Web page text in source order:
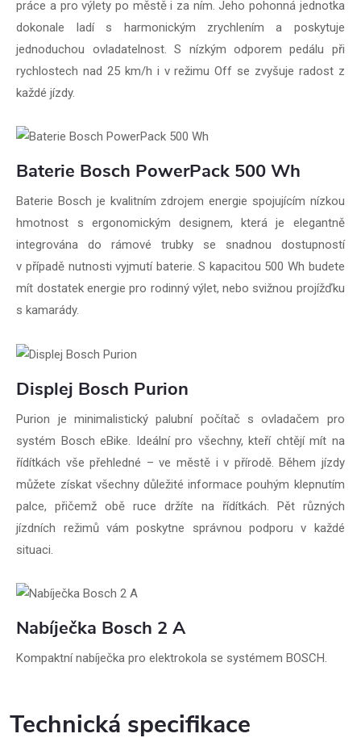
práce a pro výlety po městě i za ním. Jeho pohonná jednotka
dokonale ladí s harmonickým zrychlením a poskytuje
jednoduchou ovladatelnost. S nízkým odporem pedálu při
rychlostech nad 25 km/h i v režimu Off se zvyšuje radost z
každé jízdy.
Baterie Bosch PowerPack 500 Wh
Baterie Bosch je kvalitním zdrojem energie spojujícím nízkou
hmotnost s ergonomickým designem, která je elegantně
integrována do rámové trubky se snadnou dostupností
v případě nutnosti vyjmutí baterie. S kapacitou 500 Wh budete
mít dostatek energie pro rodinný výlet, nebo svižnou projížďku
s kamarády.
Displej Bosch Purion
Purion je minimalistický palubní počítač s ovladačem pro
systém Bosch eBike. Ideální pro všechny, kteří chtějí mít na
řídítkách vše přehledné – ve městě i v přírodě. Během jízdy
můžete získat všechny důležité informace pouhým klepnutím
palce, přičemž obě ruce držíte na řídítkách. Pět různých
jízdních režimů vám poskytne správnou podporu v každé
situaci.
Nabíječka Bosch 2 A
Kompaktní nabíječka pro elektrokola se systémem BOSCH.
Technická specifikace